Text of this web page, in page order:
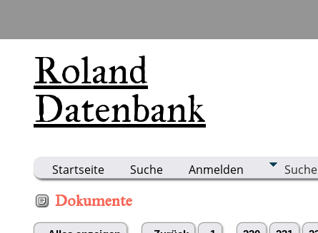
Roland
Datenbank
Startseite Suche Anmelden
Dokumente